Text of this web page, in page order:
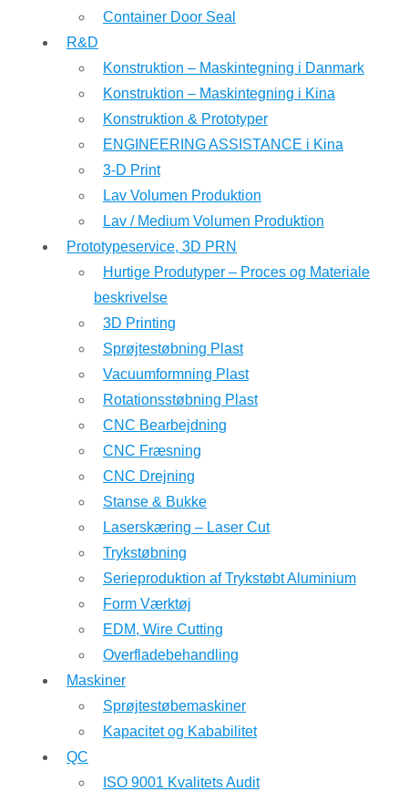
Container Door Seal
R&D
Konstruktion – Maskintegning i Danmark
Konstruktion – Maskintegning i Kina
Konstruktion & Prototyper
ENGINEERING ASSISTANCE i Kina
3-D Print
Lav Volumen Produktion
Lav / Medium Volumen Produktion
Prototypeservice, 3D PRN
Hurtige Produtyper – Proces og Materiale
beskrivelse
3D Printing
Sprøjtestøbning Plast
Vacuumformning Plast
Rotationsstøbning Plast
CNC Bearbejdning
CNC Fræsning
CNC Drejning
Stanse & Bukke
Laserskæring – Laser Cut
Trykstøbning
Serieproduktion af Trykstøbt Aluminium
Form Værktøj
EDM, Wire Cutting
Overfladebehandling
Maskiner
Sprøjtestøbemaskiner
Kapacitet og Kababilitet
QC
ISO 9001 Kvalitets Audit